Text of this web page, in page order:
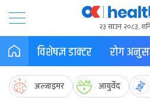
२३ साउन २०८३,
विशेषज्ञ डाक्टर रोग
अल्जाइमर आयुर्वेद